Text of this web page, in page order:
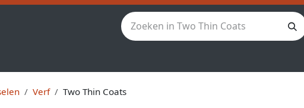
Verf Two Thin Coats